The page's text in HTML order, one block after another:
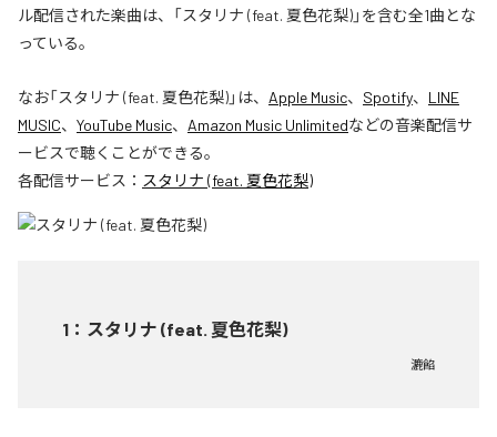
ル配信された楽曲は、「スタリナ (feat. 夏色花梨)」を含む全1曲とな
っている。
なお「スタリナ (feat. 夏色花梨)」は、 Apple Music、 Spotify、 LINE
MUSIC、 YouTube Music、 Amazon Music Unlimitedなどの音楽配信サ
ービスで聴くことができる。
各配信サービス： スタリナ (feat. 夏色花梨)
1 ： スタリナ (feat. 夏色花梨)
漉餡